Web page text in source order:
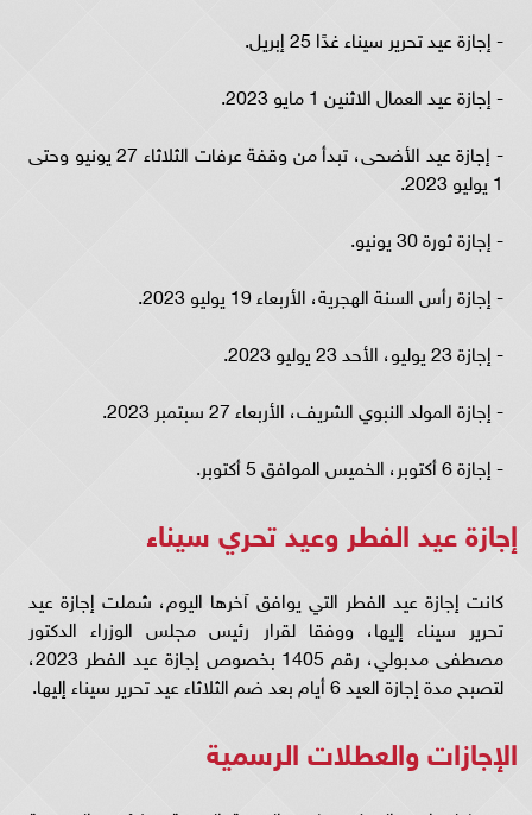
- إجازة عيد تحرير سيناء غدًا 25 إبريل.
- إجازة عيد العمال الاثنين 1 مايو 2023.
- إجازة عيد الأضحى، تبدأ من وقفة عرفات الثلاثاء 27 يونيو وحتى
1 يوليو 2023.
- إجازة ثورة 30 يونيو.
- إجازة رأس السنة الهجرية، الأربعاء 19 يوليو 2023.
- إجازة 23 يوليو، الأحد 23 يوليو 2023.
- إجازة المولد النبوي الشريف، الأربعاء 27 سبتمبر 2023.
- إجازة 6 أكتوبر، الخميس الموافق 5 أكتوبر.
إجازة عيد الفطر وعيد تحري سيناء
كانت إجازة عيد الفطر التي يوافق آخرها اليوم، شملت إجازة عيد
تحرير سيناء إليها، ووفقا لقرار رئيس مجلس الوزراء الدكتور
مصطفى مدبولي، رقم 1405 بخصوص إجازة عيد الفطر 2023،
لتصبح مدة إجازة العيد 6 أيام بعد ضم الثلاثاء عيد تحرير سيناء إليها.
الإجازات والعطلات الرسمية